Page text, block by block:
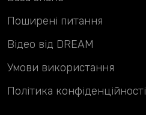
Умови використання
Політика конфіденційності
Поширені питання
Відео від DREAM